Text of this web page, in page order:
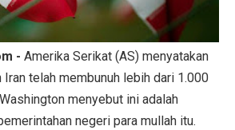
- Amerika Serikat (AS) menyatakan
telah membunuh lebih dari 1.000
menyebut ini adalah
negeri para mullah itu.